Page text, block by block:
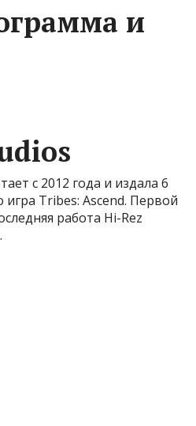
и
с 2012 года и издала 6
Tribes: Ascend. Первой
работа Hi-Rez